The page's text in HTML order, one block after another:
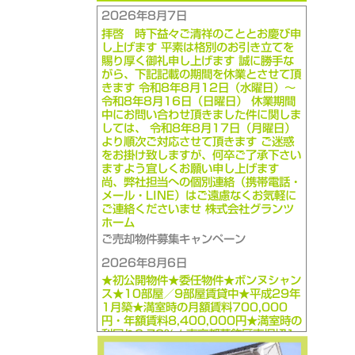
2026年8月7日
拝啓 時下益々ご清祥のこととお慶び申
し上げます 平素は格別のお引き立てを
賜り厚く御礼申し上げます 誠に勝手な
がら、下記記載の期間を休業とさせて頂
きます 令和8年8月12日（水曜日）～
令和8年8月16日（日曜日） 休業期間
中にお問い合わせ頂きました件に関しま
しては、 令和8年8月17日（月曜日）
より順次ご対応させて頂きます ご迷惑
をお掛け致しますが、何卒ご了承下さい
ますよう宜しくお願い申し上げます
尚、弊社担当への個別連絡（携帯電話・
メール・LINE）はご遠慮なくお気軽に
ご連絡くださいませ 株式会社グランツ
ホーム
ご売却物件募集キャンペーン
2026年8月6日
★初公開物件★委任物件★ボンヌシャン
ス★10部屋／9部屋賃貸中★平成29年
1月築★満室時の月額賃料700,000
円・年額賃料8,400,000円★満室時の
利回り6.72％★東京都葛飾区東堀切1-
1-5★1億2,500万円★